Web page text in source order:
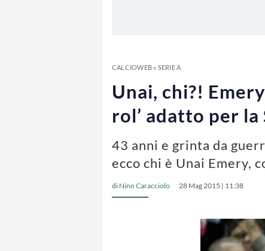
CALCIOWEB» SERIE A
Unai, chi?!
rol’ adatto per la
43 anni e grinta da
ecco chi è Unai Emery,
di Nino Caracciolo 28 Mag 2015 | 11:38